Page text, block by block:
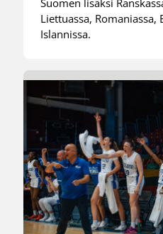
Liettuassa, Romaniassa,
Islannissa.